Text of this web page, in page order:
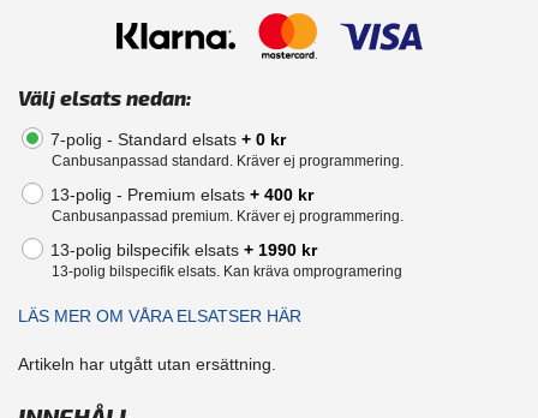
Välj elsats nedan:
7-polig - Standard elsats + 0 kr
Canbusanpassad standard. Kräver ej programmering.
13-polig - Premium elsats + 400 kr
Canbusanpassad premium. Kräver ej programmering.
13-polig bilspecifik elsats + 1990 kr
13-polig bilspecifik elsats. Kan kräva omprogramering
LÄS MER OM VÅRA ELSATSER HÄR
Artikeln har utgått utan ersättning.